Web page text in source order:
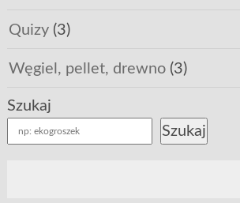
Quizy(3)
Węgiel, pellet, drewno(3)
Szukaj
Szukaj